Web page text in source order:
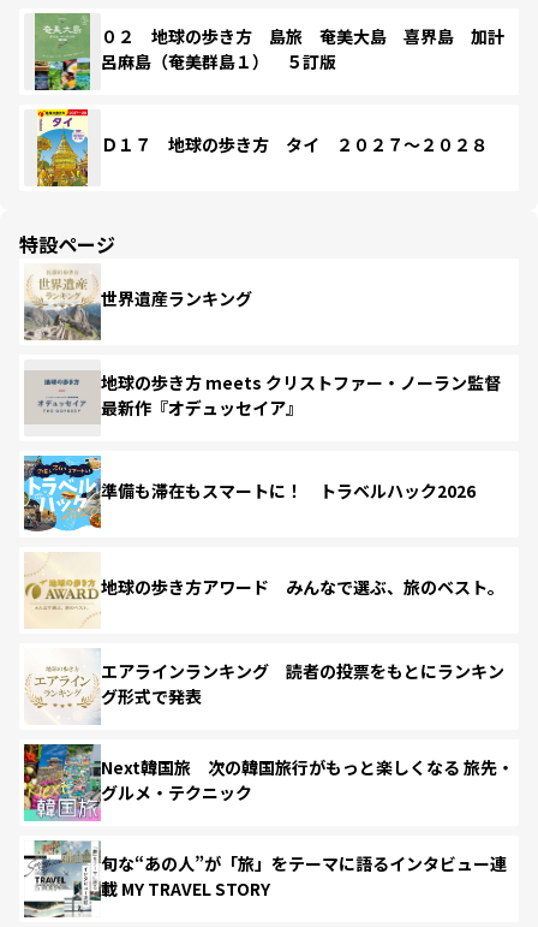
０２ 地球の歩き方 島旅 奄美大島 喜界島 加計
呂麻島（奄美群島１） ５訂版
Ｄ１７ 地球の歩き方 タイ ２０２７～２０２８
特設ページ
世界遺産ランキング
地球の歩き方 meets クリストファー・ノーラン監督
最新作『オデュッセイア』
準備も滞在もスマートに！ トラベルハック2026
地球の歩き方アワード みんなで選ぶ、旅のベスト。
エアラインランキング 読者の投票をもとにランキン
グ形式で発表
Next韓国旅 次の韓国旅行がもっと楽しくなる 旅先・
グルメ・テクニック
旬な“あの人”が「旅」をテーマに語るインタビュー連
載 MY TRAVEL STORY